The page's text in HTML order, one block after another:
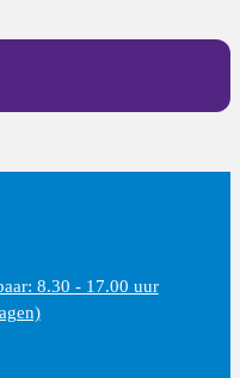
8.30 - 17.00 uur